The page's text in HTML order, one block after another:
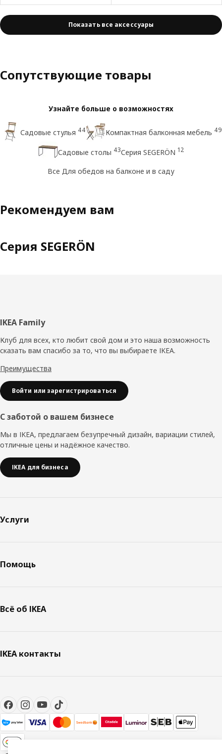
Показать все аксессуары
Сопутствующие товары
Узнайте больше о возможностях
Садовые стулья 44 Компактная балконная мебель 49
Садовые столы 43Серия SEGERÖN 12
Все Для обедов на балконе и в саду
Рекомендуем вам
Серия SEGERÖN
Нижний
колонтитул
IKEA Family
Клуб для всех, кто любит свой дом и это наша возможность
сказать вам спасибо за то, что вы выбираете IKEA.
Преимущества
Войти или зарегистрироваться
С заботой о вашем бизнесе
Мы в IKEA, предлагаем безупречный дизайн, вариации стилей,
отличные цены и надёжное качество.
IKEA для бизнеса
Услуги
Помощь
Всё об IKEA
IKEA контакты